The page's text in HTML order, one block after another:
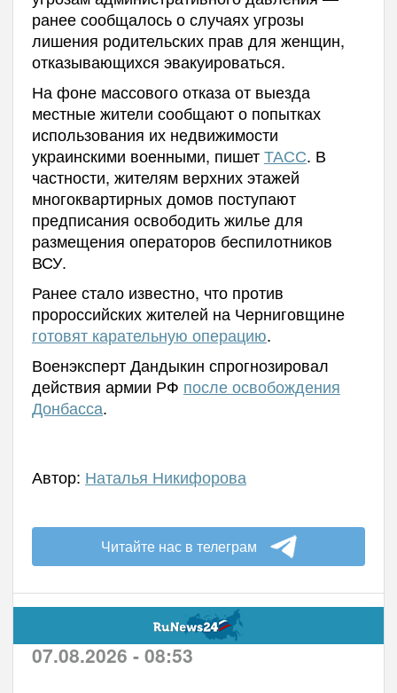
ранее сообщалось о случаях угрозы
лишения родительских прав для женщин,
отказывающихся эвакуироваться.
На фоне массового отказа от выезда
местные жители сообщают о попытках
использования их недвижимости
украинскими военными, пишетТАСС. В
частности, жителям верхних этажей
многоквартирных домов поступают
предписания освободить жилье для
размещения операторов беспилотников
ВСУ.
Ранее стало известно, что против
пророссийских жителей на Черниговщине
готовят карательную операцию.
Военэксперт Дандыкин спрогнозировал
действия армии РФ после освобождения
Донбасса.
Автор: Наталья Никифорова
Читайте нас в телеграм
07.08.2026 - 08:53